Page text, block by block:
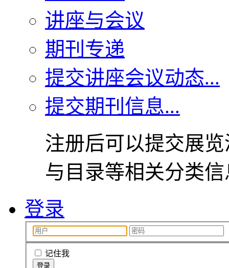
讲座与会议
期刊专递
提交讲座会议动态...
提交期刊信息...
注册后可以提交展
与目录等相关分类
登录
记住我